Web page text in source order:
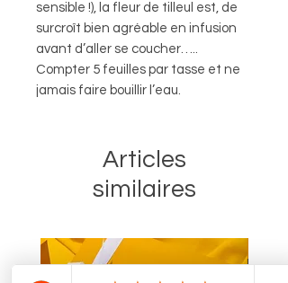
sensible !), la fleur de tilleul est, de
surcroît bien agréable en infusion
avant d’aller se coucher…..
Compter 5 feuilles par tasse et ne
jamais faire bouillir l’eau.
Articles
similaires